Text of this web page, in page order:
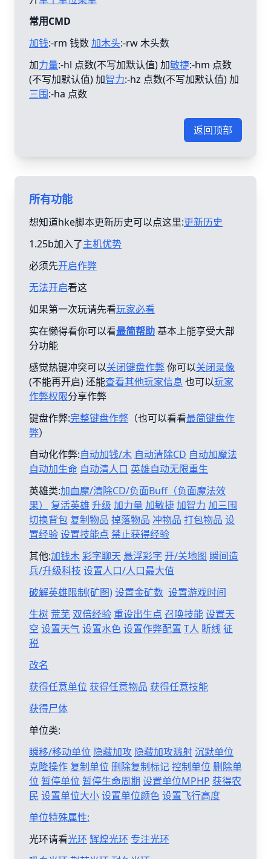
常用CMD
加钱:-rm 钱数加木头:-rw 木头数
加力量:-hl 点数(不写加默认值) 加敏捷:-hm 点数
(不写加默认值) 加智力:-hz 点数(不写加默认值) 加
三围:-ha 点数
返回顶部
所有功能
想知道hke脚本更新历史可以点这里:更新历史
1.25b加入了主机优势
必须先开启作弊
无法开启看这
如果第一次玩请先看玩家必看
实在懒得看你可以看最简帮助基本上能享受大部
分功能
感觉热键冲突可以关闭键盘作弊你可以关闭录像
(不能再开启) 还能查看其他玩家信息 也可以玩家
作弊权限分享作弊
键盘作弊:完整键盘作弊 （也可以看看最简键盘作
弊）
自动化作弊:自动加钱/木 自动清除CD 自动加魔法
自动加生命 自动清人口 英雄自动无限重生
英雄类:加血魔/清除CD/负面Buff（负面魔法效
果）
复活英雄 升级 加力量 加敏捷加智力 加三围
切换背包 复制物品 掉落物品 冲物品 打包物品 设
置经验设置技能点 禁止获得经验
其他:加钱木彩字聊天 悬浮彩字 开/关地图 瞬间造
兵/升级科技 设置人口/人口最大值
破解英雄限制(矿图)设置金矿数 设置游戏时间
生树 荒芜 双倍经验 重设出生点 召唤技能设置天
空 设置天气设置水色设置作弊配置 T人 断线征
税
改名
获得任意单位 获得任意物品 获得任意技能
获得尸体
单位类:
瞬移/移动单位 隐藏加攻 隐藏加攻溅射沉默单位
克隆操作 复制单位 删除复制标记控制单位 删除单
位 暂停单位 暂停生命周期 设置单位MPHP 获得农
民 设置单位大小设置单位颜色设置飞行高度
单位特殊属性:
光环请看光环 辉煌光环 专注光环